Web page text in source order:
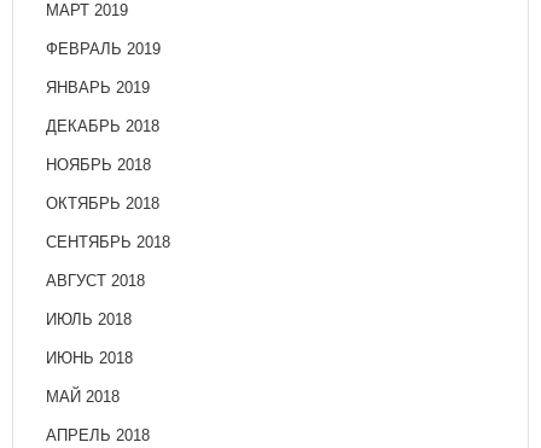
МАРТ 2019
ФЕВРАЛЬ 2019
ЯНВАРЬ 2019
ДЕКАБРЬ 2018
НОЯБРЬ 2018
ОКТЯБРЬ 2018
СЕНТЯБРЬ 2018
АВГУСТ 2018
ИЮЛЬ 2018
ИЮНЬ 2018
МАЙ 2018
АПРЕЛЬ 2018